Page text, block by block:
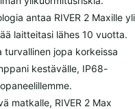
antaa RIVER 2 Maxille yli
laitteitasi lähes 10 vuotta.
turvallinen jopa korkeissa
kestävälle, IP68-
matkalle, RIVER 2 Max